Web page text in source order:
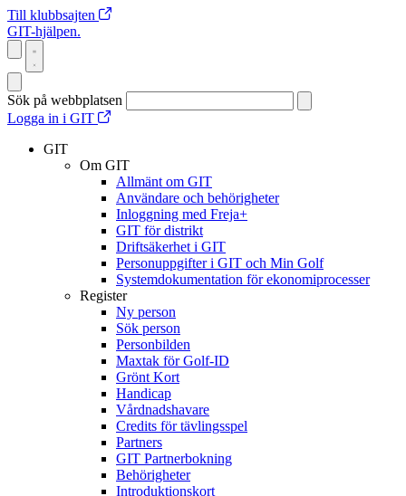
Till klubbsajten
GIT-hjälpen.
Sök på webbplatsen
Logga in i GIT
GIT
Om GIT
Allmänt om GIT
Användare och behörigheter
Inloggning med Freja+
GIT för distrikt
Driftsäkerhet i GIT
Personuppgifter i GIT och Min Golf
Systemdokumentation för ekonomiprocesser
Register
Ny person
Sök person
Personbilden
Maxtak för Golf-ID
Grönt Kort
Handicap
Vårdnadshavare
Credits för tävlingsspel
Partners
GIT Partnerbokning
Behörigheter
Introduktionskort